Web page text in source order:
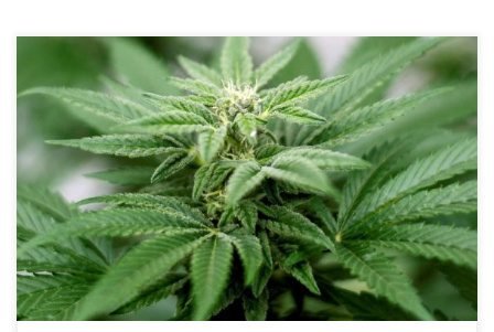
Marihuana jest stosowana w medycynie od bardzo dawna. Teraz
pojawiły się nowe wyniki badań z USA, które mogą dać nadzieję
[…]